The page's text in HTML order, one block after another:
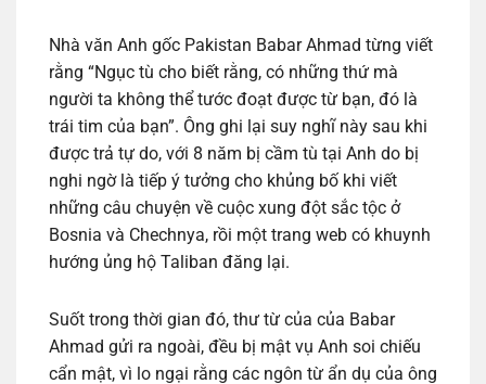
Nhà văn Anh gốc Pakistan Babar Ahmad từng viết
rằng “Ngục tù cho biết rằng, có những thứ mà
người ta không thể tước đoạt được từ bạn, đó là
trái tim của bạn”. Ông ghi lại suy nghĩ này sau khi
được trả tự do, với 8 năm bị cầm tù tại Anh do bị
nghi ngờ là tiếp ý tưởng cho khủng bố khi viết
những câu chuyện về cuộc xung đột sắc tộc ở
Bosnia và Chechnya, rồi một trang web có khuynh
hướng ủng hộ Taliban đăng lại.
Suốt trong thời gian đó, thư từ của của Babar
Ahmad gửi ra ngoài, đều bị mật vụ Anh soi chiếu
cẩn mật, vì lo ngại rằng các ngôn từ ẩn dụ của ông